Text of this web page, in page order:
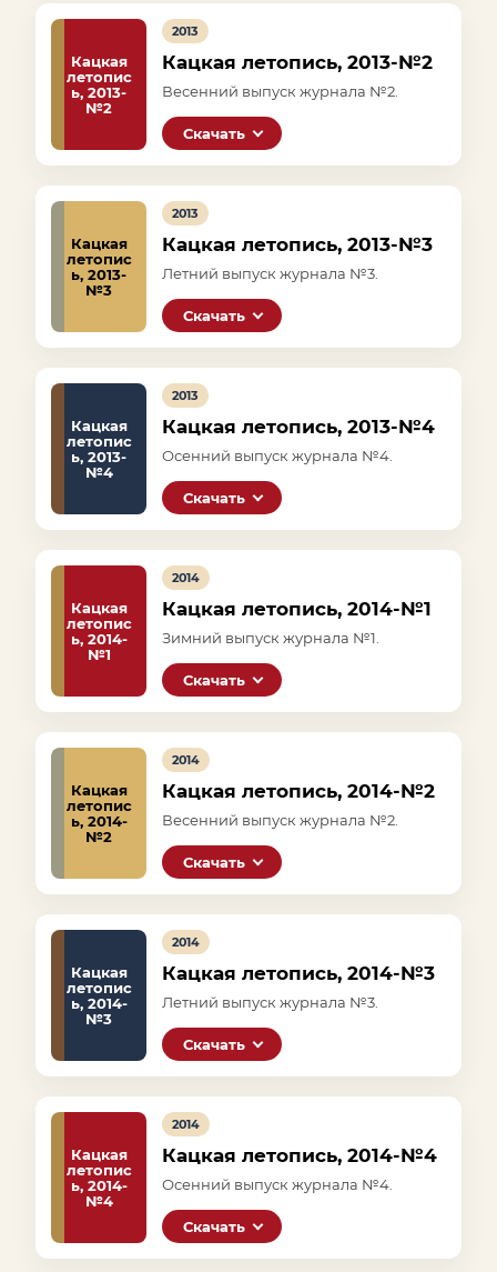
Кацкая
летопис
ь, 2013-
№2
2013
Кацкая летопись, 2013-№2
Весенний выпуск журнала №2.
Скачать
Кацкая
летопис
ь, 2013-
№3
2013
Кацкая летопись, 2013-№3
Летний выпуск журнала №3.
Скачать
Кацкая
летопис
ь, 2013-
№4
2013
Кацкая летопись, 2013-№4
Осенний выпуск журнала №4.
Скачать
Кацкая
летопис
ь, 2014-
№1
2014
Кацкая летопись, 2014-№1
Зимний выпуск журнала №1.
Скачать
Кацкая
летопис
ь, 2014-
№2
2014
Кацкая летопись, 2014-№2
Весенний выпуск журнала №2.
Скачать
Кацкая
летопис
ь, 2014-
№3
2014
Кацкая летопись, 2014-№3
Летний выпуск журнала №3.
Скачать
Кацкая
летопис
ь, 2014-
№4
2014
Кацкая летопись, 2014-№4
Осенний выпуск журнала №4.
Скачать